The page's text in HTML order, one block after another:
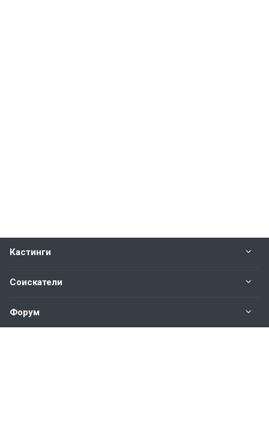
Кастинги
Соискатели
Форум